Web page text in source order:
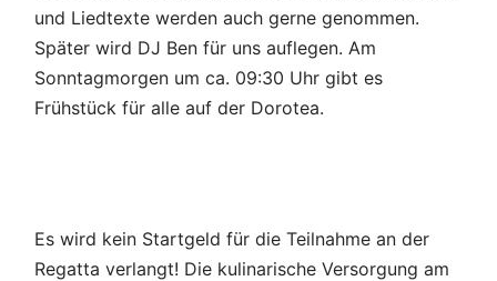
und Liedtexte werden auch gerne genommen.
Später wird DJ Ben für uns auflegen. Am
Sonntagmorgen um ca. 09:30 Uhr gibt es
Frühstück für alle auf der Dorotea.
Es wird kein Startgeld für die Teilnahme an der
Regatta verlangt! Die kulinarische Versorgung am